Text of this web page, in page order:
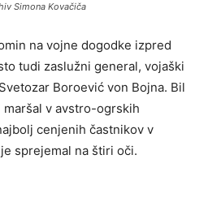
Simona Kovačiča
na vojne dogodke izpred
tudi zaslužni general, vojaški
Boroević von Bojna. Bil
v avstro-ogrskih
cenjenih častnikov v
sprejemal na štiri oči.